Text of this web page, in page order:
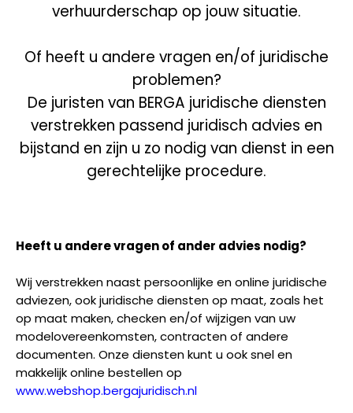
verhuurderschap op jouw situatie.
Of heeft u andere vragen en/of juridische
problemen?
De juristen van BERGA juridische diensten
verstrekken passend juridisch advies en
bijstand en zijn u zo nodig van dienst in een
gerechtelijke procedure.
Heeft u andere vragen of ander advies nodig?
Wij verstrekken naast persoonlijke en online juridische
adviezen, ook juridische diensten op maat, zoals het
op maat maken, checken en/of wijzigen van uw
modelovereenkomsten, contracten of andere
documenten. Onze diensten kunt u ook snel en
makkelijk online bestellen op
www.webshop.bergajuridisch.nl